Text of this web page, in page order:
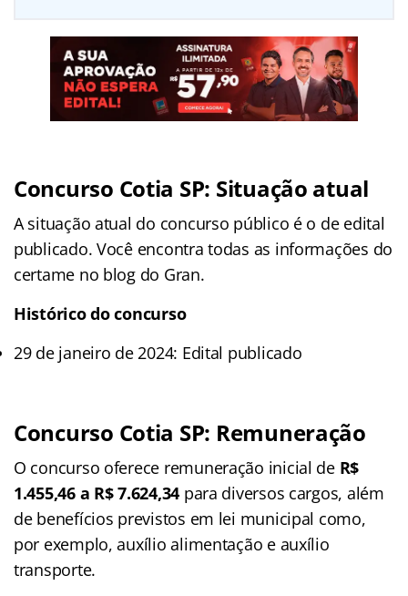
Concurso Cotia SP: Situação atual
A situação atual do concurso público é o de edital
publicado. Você encontra todas as informações do
certame no blog do Gran.
Histórico do concurso
29 de janeiro de 2024: Edital publicado
Concurso Cotia SP: Remuneração
O concurso oferece remuneração inicial de R$
1.455,46 a R$ 7.624,34 para diversos cargos, além
de benefícios previstos em lei municipal como,
por exemplo, auxílio alimentação e auxílio
transporte.